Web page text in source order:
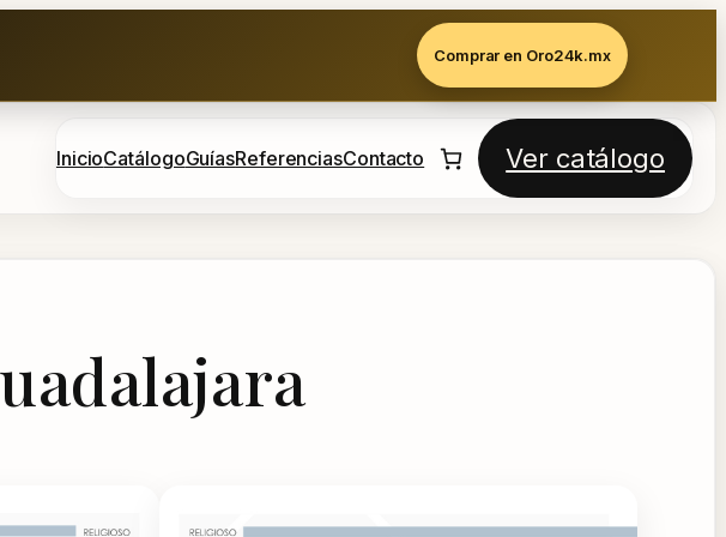
Comprar en Oro24k.mx
InicioCatálogoGuíasReferenciasContacto Ver catálogo